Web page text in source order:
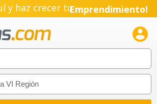
y haz crecer tuEmprendimiento!
